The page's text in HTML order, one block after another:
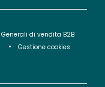
di vendita B2B
Gestione cookies